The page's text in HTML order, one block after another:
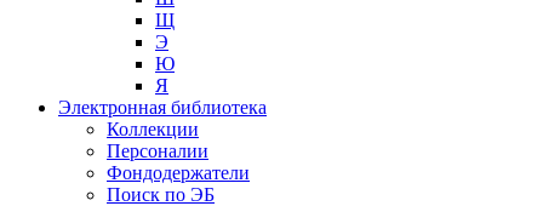
Щ
Э
Ю
Я
Электронная библиотека
Коллекции
Персоналии
Фондодержатели
Поиск по ЭБ